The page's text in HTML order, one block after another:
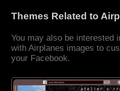
Themes Related to
You may also be interested
with Airplanes images to
your Facebook.